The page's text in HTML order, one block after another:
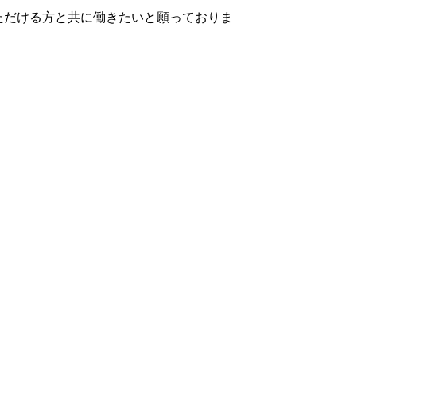
ける方と共に働きたいと願っておりま